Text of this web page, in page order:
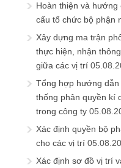
Hoàn thiện và hướng
cấu tổ chức bộ phận
Xây dựng ma trận
thực hiện, nhận
giữa các vị trí
Tổng hợp hướng dẫn
thống phân quyền kí
trong công ty
Xác định quyền bộ
cho các vị trí
Xác định sơ đồ vị trí